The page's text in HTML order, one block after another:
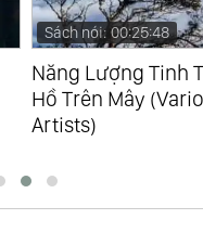
Sách nói: 00:25:48
Năng Lượng Tinh
Hồ Trên Mây
Artists)